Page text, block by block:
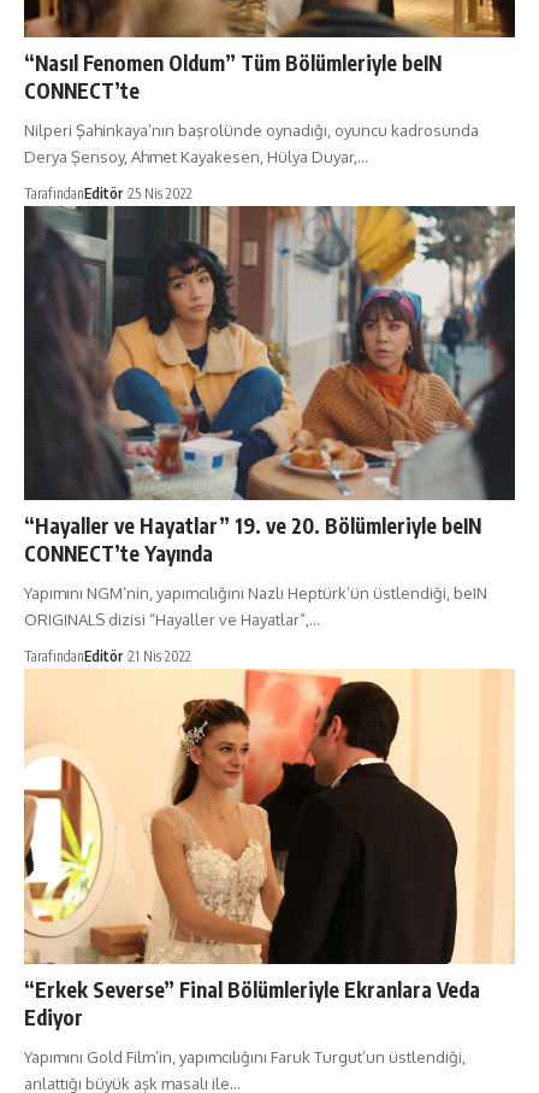
“Nasıl Fenomen Oldum” Tüm Bölümleriyle beIN
CONNECT’te
Nilperi Şahinkaya’nın başrolünde oynadığı, oyuncu kadrosunda
Derya Şensoy, Ahmet Kayakesen, Hülya Duyar,…
TarafındanEditör 25 Nis 2022
“Hayaller ve Hayatlar” 19. ve 20. Bölümleriyle beIN
CONNECT’te Yayında
Yapımını NGM’nin, yapımcılığını Nazlı Heptürk’ün üstlendiği, beIN
ORIGINALS dizisi “Hayaller ve Hayatlar”,…
TarafındanEditör 21 Nis 2022
“Erkek Severse” Final Bölümleriyle Ekranlara Veda
Ediyor
Yapımını Gold Film’in, yapımcılığını Faruk Turgut’un üstlendiği,
anlattığı büyük aşk masalı ile…